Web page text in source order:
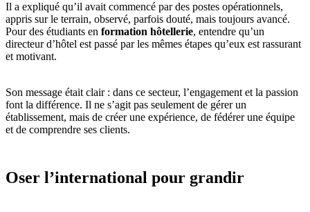
Il a expliqué qu’il avait commencé par des postes opérationnels,
appris sur le terrain, observé, parfois douté, mais toujours avancé.
Pour des étudiants en formation hôtellerie, entendre qu’un
directeur d’hôtel est passé par les mêmes étapes qu’eux est rassurant
et motivant.
Son message était clair : dans ce secteur, l’engagement et la passion
font la différence. Il ne s’agit pas seulement de gérer un
établissement, mais de créer une expérience, de fédérer une équipe
et de comprendre ses clients.
Oser l’international pour grandir